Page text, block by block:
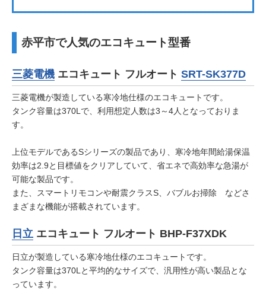
赤平市で人気のエコキュート型番
三菱電機 エコキュート フルオート SRT-SK377D
三菱電機が製造している寒冷地仕様のエコキュートです。
タンク容量は370Lで、利用想定人数は3～4人となっておりま
す。
上位モデルであるSシリーズの製品であり、寒冷地年間給湯保温
効率は2.9と目標値をクリアしていて、省エネで高効率な急湯が
可能な製品です。
また、スマートリモコンや耐震クラスS、バブルお掃除 などさ
まざまな機能が搭載されています。
日立 エコキュート フルオート BHP-F37XDK
日立が製造している寒冷地仕様のエコキュートです。
タンク容量は370Lと平均的なサイズで、汎用性が高い製品とな
っています。